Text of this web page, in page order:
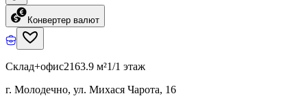
Конвертер валют
Склад+офис2163.9 м²1/1 этаж
г. Молодечно, ул. Михася Чарота, 16